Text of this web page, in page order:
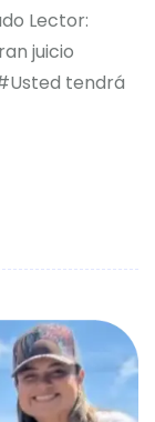
Lector:
juicio
tendrá